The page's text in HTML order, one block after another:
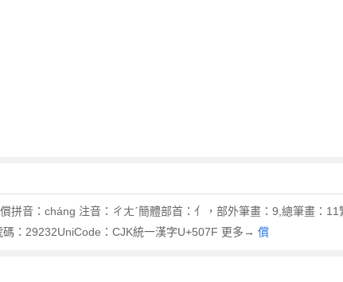
拼音：cháng 注音：ㄔㄤˊ簡體部首：亻，部外筆畫：9,總筆畫：
：29232UniCode：CJK統一漢字U+507F 更多→ 償